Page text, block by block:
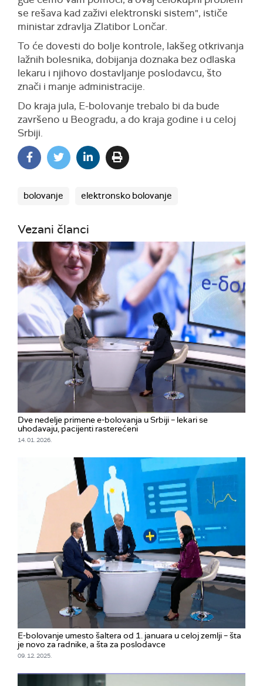
se rešava kad zaživi elektronski sistem", ističe
ministar zdravlja Zlatibor Lončar.
To će dovesti do bolje kontrole, lakšeg otkrivanja
lažnih bolesnika, dobijanja doznaka bez odlaska
lekaru i njihovo dostavljanje poslodavcu, što
znači i manje administracije.
Do kraja jula, E-bolovanje trebalo bi da bude
završeno u Beogradu, a do kraja godine i u celoj
Srbiji.
bolovanje elektronsko bolovanje
Vezani članci
Dve nedelje primene e-bolovanja u Srbiji – lekari se
uhodavaju, pacijenti rasterećeni
14. 01. 2026.
E-bolovanje umesto šaltera od 1. januara u celoj zemlji – šta
je novo za radnike, a šta za poslodavce
09. 12. 2025.